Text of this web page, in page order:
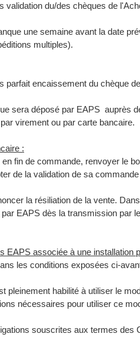
validation du/des chèques de
une semaine avant la date
multiples).
parfait encaissement du chèque
sera déposé par EAPS auprès
virement ou par carte bancaire.
:
fin de commande, renvoyer le
de la validation de sa
la résiliation de la vente.
EAPS dès la transmission par
EAPS associée à une installation
les conditions exposées ci-
pleinement habilité à utiliser le
nécessaires pour utiliser ce
souscrites aux termes